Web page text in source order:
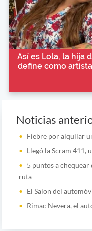
Así es Lola, la hija
define como
Noticias
Fiebre por alquilar
Llegó la Scram 411,
5 puntos a chequear
ruta
El Salon del
Rimac Nevera, el